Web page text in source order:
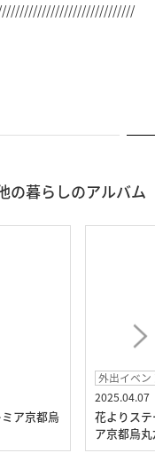
の暮らしのアルバム
ア京都烏
外出イベン
2025.04.07
花よりス
ア京都烏